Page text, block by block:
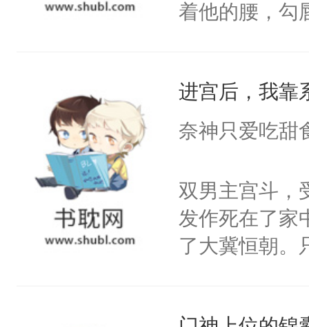
着他的腰，勾
来，给老公亲
用力——为你
进宫后，我靠
奈神只爱吃甜
双男主宫斗，
发作死在了家
了大冀恒朝。